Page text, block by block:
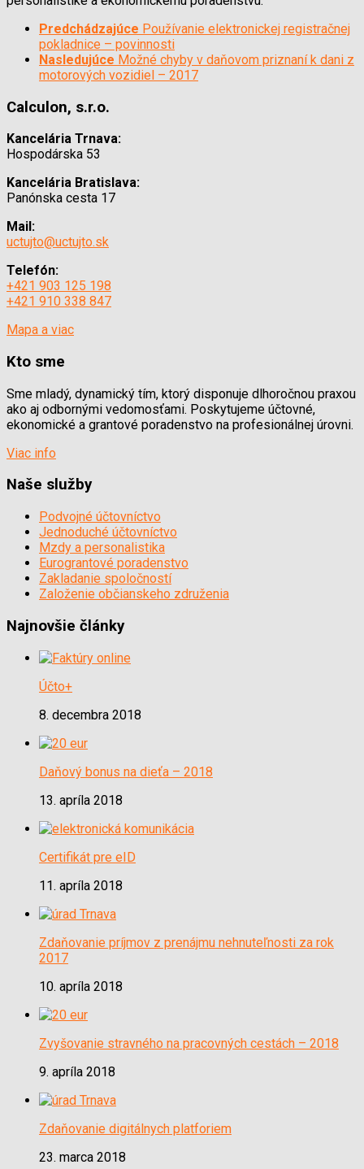
Predchádzajúce Používanie elektronickej registračnej
pokladnice – povinnosti
Nasledujúce Možné chyby v daňovom priznaní k dani z
motorových vozidiel – 2017
Calculon, s.r.o.
Kancelária Trnava:
Hospodárska 53
Kancelária Bratislava:
Panónska cesta 17
Mail:
uctujto@uctujto.sk
Telefón:
+421 903 125 198
+421 910 338 847
Mapa a viac
Kto sme
Sme mladý, dynamický tím, ktorý disponuje dlhoročnou praxou
ako aj odbornými vedomosťami. Poskytujeme účtovné,
ekonomické a grantové poradenstvo na profesionálnej úrovni.
Viac info
Naše služby
Podvojné účtovníctvo
Jednoduché účtovníctvo
Mzdy a personalistika
Eurograntové poradenstvo
Zakladanie spoločností
Založenie občianskeho združenia
Najnovšie články
Účto+
8. decembra 2018
Daňový bonus na dieťa – 2018
13. apríla 2018
Certifikát pre eID
11. apríla 2018
Zdaňovanie príjmov z prenájmu nehnuteľnosti za rok
2017
10. apríla 2018
Zvyšovanie stravného na pracovných cestách – 2018
9. apríla 2018
Zdaňovanie digitálnych platforiem
23. marca 2018